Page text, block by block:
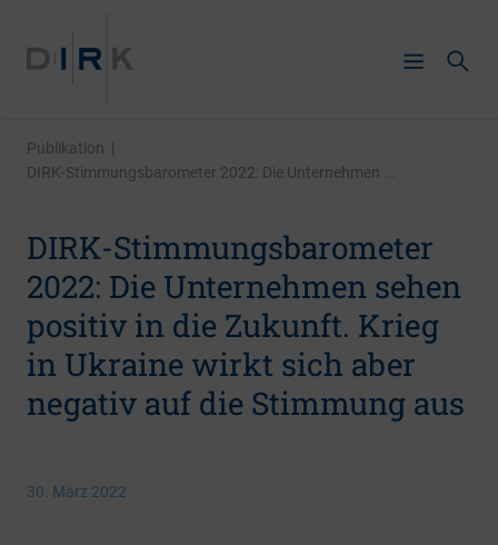
Publikation |
DIRK-Stimmungsbarometer 2022: Die Unternehmen ...
DIRK-Stimmungsbarometer
2022: Die Unternehmen sehen
positiv in die Zukunft. Krieg
in Ukraine wirkt sich aber
negativ auf die Stimmung aus
30. März 2022